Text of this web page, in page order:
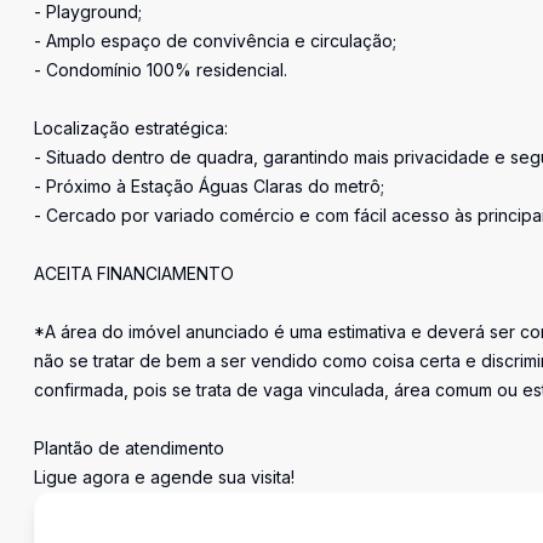
- Playground;
- Amplo espaço de convivência e circulação;
- Condomínio 100% residencial.
Localização estratégica:
- Situado dentro de quadra, garantindo mais privacidade e
- Próximo à Estação Águas Claras do metrô;
- Cercado por variado comércio e com fácil acesso às
ACEITA FINANCIAMENTO
*A área do imóvel anunciado é uma estimativa e deverá ser
não se tratar de bem a ser vendido como coisa certa e
confirmada, pois se trata de vaga vinculada, área comum ou
Plantão de atendimento
Ligue agora e agende sua visita!